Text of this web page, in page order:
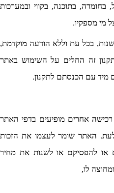
בתוכנה, בקווי ובמערכות
מי מספקיו.
בכל עת וללא הודעה מוקדמת,
זה החלים על השימוש באתר
מיד עם הכנסתם לתקנון.
רכישה אחרים מופיעים בדפי האתר
האתר שומר לעצמו את הזכות
או להפסיקם או לשנות את מחיר
לו,